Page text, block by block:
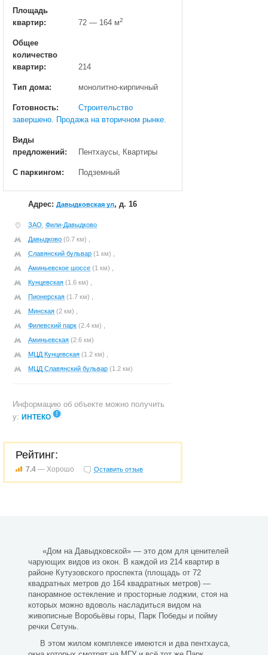
Площадь
квартир:
72 — 164 м2
Общее
количество
квартир:
214
Тип дома: монолитно-кирпичный
Готовность:
Строительство
завершено. Продажа на вторичном рынке.
Виды
предложений:
Пентхаусы, Квартиры
С паркингом: Подземный
Адрес: Давыдковская ул, д. 16
ЗАО Фили-Давыдково
Давыдково (0.7 км) ,
Славянский бульвар (1 км) ,
Аминьевское шоссе (1 км) ,
Кунцевская (1.6 км) ,
Пионерская (1.7 км) ,
Минская (2 км) ,
Филевский парк (2.4 км) ,
Аминьевская (2.6 км)
МЦД Кунцевская (1.2 км) ,
МЦД Славянский бульвар (1.2 км)
Информацию об объекте можно получить
у: ИНТЕКО
Рейтинг:
7.4 — Хорошо Оставить отзыв
«Дом на Давыдковской» — это дом для ценителей
чарующих видов из окон. В каждой из 214 квартир в
районе Кутузовского проспекта (площадь от 72
квадратных метров до 164 квадратных метров) —
панорамное остекление и просторные лоджии, стоя на
которых можно вдоволь насладиться видом на
живописные Воробьёвы горы, Парк Победы и пойму
речки Сетунь.
В этом жилом комплексе имеются и два пентхауса,